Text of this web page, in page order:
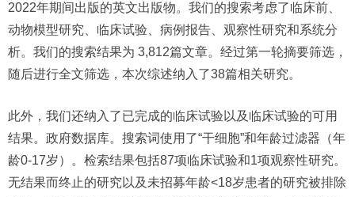
2022年期间出版的英文出版物。我们的搜索考虑了临床前、
动物模型研究、临床试验、病例报告、观察性研究和系统分
析。我们的搜索结果为 3,812篇文章。经过第一轮摘要筛选，
随后进行全文筛选，本次综述纳入了38篇相关研究。
此外，我们还纳入了已完成的临床试验以及临床试验的可用
结果。政府数据库。搜索词使用了“干细胞”和年龄过滤器（年
龄0-17岁）。检索结果包括87项临床试验和1项观察性研究。
无结果而终止的研究以及未招募年龄<18岁患者的研究被排除